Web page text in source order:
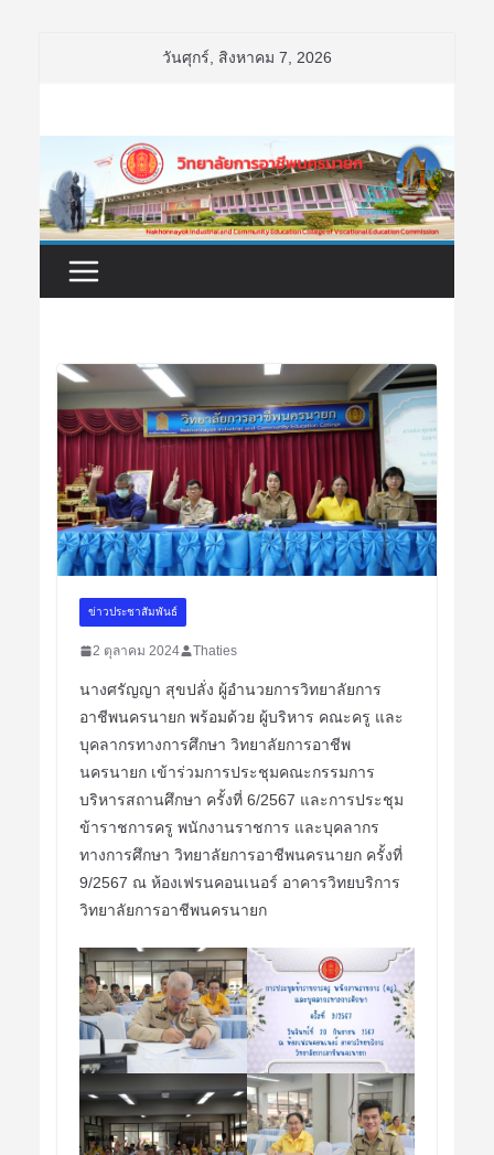
วันศุกร์, สิงหาคม 7, 2026
ข่าวประชาสัมพันธ์
2 ตุลาคม 2024 Thaties
นางศรัญญา สุขปลั่ง ผู้อำนวยการวิทยาลัยการ
อาชีพนครนายก พร้อมด้วย ผู้บริหาร คณะครู และ
บุคลากรทางการศึกษา วิทยาลัยการอาชีพ
นครนายก เข้าร่วมการประชุมคณะกรรมการ
บริหารสถานศึกษา ครั้งที่ 6/2567 และการประชุม
ข้าราชการครู พนักงานราชการ และบุคลากร
ทางการศึกษา วิทยาลัยการอาชีพนครนายก ครั้งที่
9/2567 ณ ห้องเฟรนคอนเนอร์ อาคารวิทยบริการ
วิทยาลัยการอาชีพนครนายก